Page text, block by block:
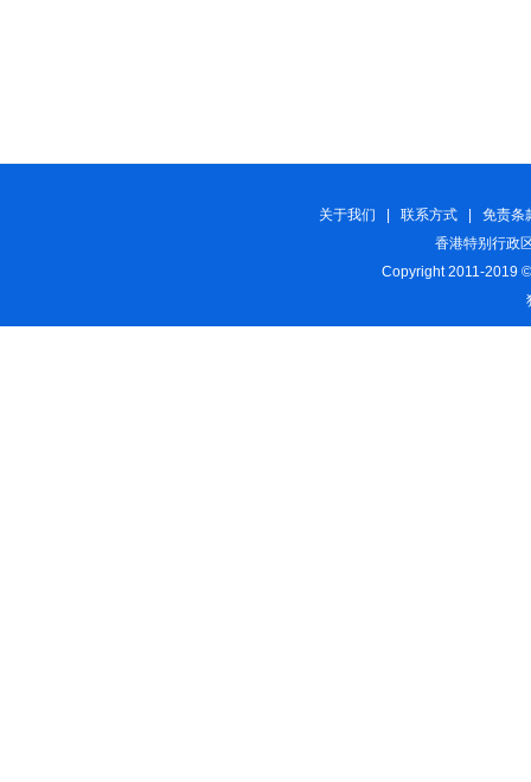
关于我们 联系方式
免责条
香港特别行政
Copyright 2011-2019